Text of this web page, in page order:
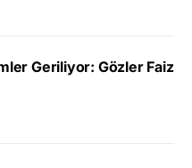
Geriliyor: Gözler Faiz